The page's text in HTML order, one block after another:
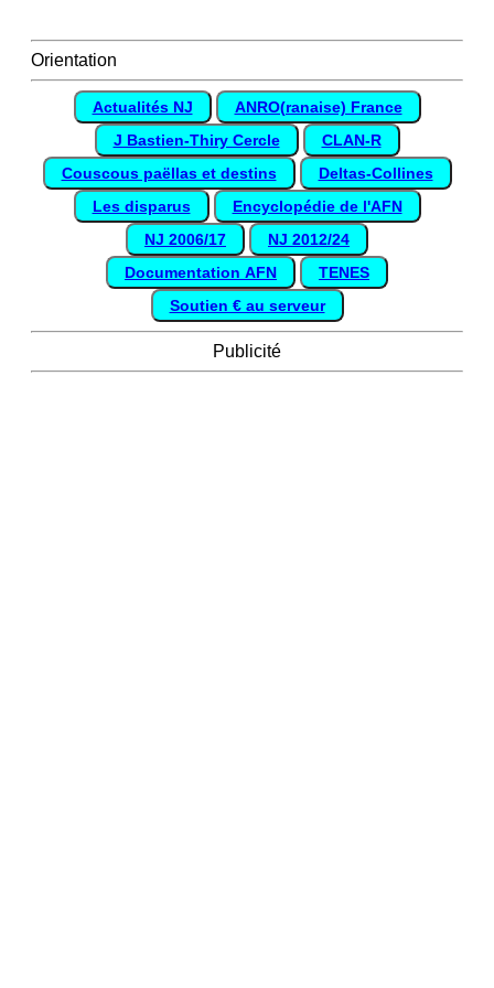
Orientation
Actualités NJ
ANRO(ranaise) France
J Bastien-Thiry Cercle
CLAN-R
Couscous paëllas et destins
Deltas-Collines
Les disparus
Encyclopédie de l'AFN
NJ 2006/17
NJ 2012/24
Documentation AFN
TENES
Soutien € au serveur
Publicité